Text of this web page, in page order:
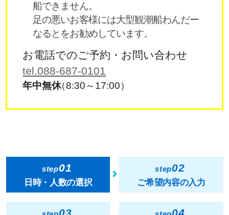
船できません。
足の悪いお客様には大型観潮船わんだー
なるとをお勧めしています。
お電話でのご予約・お問い合わせ
tel.088-687-0101
年中無休（8:30～17:00）
step01
日時・人数の選択
step02
ご希望内容の入力